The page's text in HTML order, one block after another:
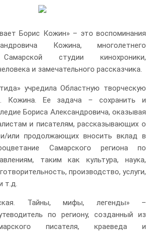
Борис Кожин» – это воспоминания
Кожина, многолетнего
Самарской студии кинохроники,
и замечательного рассказчика.
учредила Областную творческую
Кожина. Ее задача – сохранить и
Бориса Александровича, оказывая
и писателям, рассказывающих о
или продолжающих вносить вклад в
Самарского региона по
таким как культура, наука,
производство, услуги,
т.д.
Тайны, мифы, легенды» –
по региону, созданный из
писателя, краеведа и